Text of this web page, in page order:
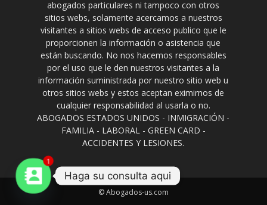
abogados particulares ni tampoco con otros
sitios webs, solamente acercamos a nuestros
visitantes a sitios webs de acceso publico que le
proporcionen la información o asistencia que
están buscando. No nos hacemos responsables
por el uso que le den nuestros visitantes a la
información suministrada por nuestro sitio web u
otros sitios webs y estos aceptan eximirnos de
cualquier responsabilidad al usarla o no.
ABOGADOS ESTADOS UNIDOS - INMIGRACIÓN -
FAMILIA - LABORAL - GREEN CARD -
ACCIDENTES Y LESIONES.
© Abogados-us.com
1
Haga su consulta aqui